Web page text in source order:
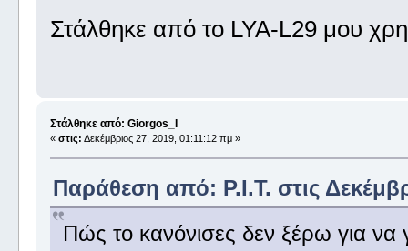
Στάλθηκε από το LYA-L29 μου
Στάλθηκε από: Giorgos_I
« στις: Δεκέμβριος 27, 2019, 01:11:12 πμ »
Παράθεση από: P.I.T. στις
Πώς το κανόνισες δεν ξέρω για να